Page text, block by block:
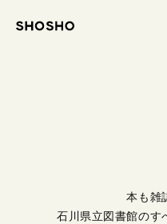
本も雑
石川県立図書館のす